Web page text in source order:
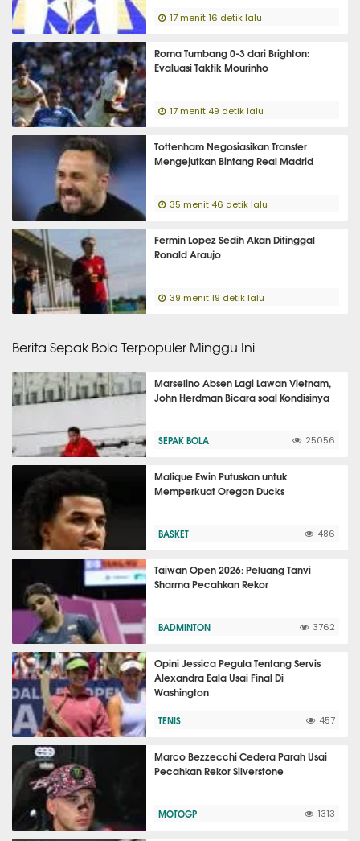
17 menit 16 detik lalu
Roma Tumbang 0-3 dari Brighton:
Evaluasi Taktik Mourinho
17 menit 49 detik lalu
Tottenham Negosiasikan Transfer
Mengejutkan Bintang Real Madrid
35 menit 46 detik lalu
Fermin Lopez Sedih Akan Ditinggal
Ronald Araujo
39 menit 19 detik lalu
Berita Sepak Bola Terpopuler Minggu Ini
Marselino Absen Lagi Lawan Vietnam,
John Herdman Bicara soal Kondisinya
SEPAK BOLA 25056
Malique Ewin Putuskan untuk
Memperkuat Oregon Ducks
BASKET 486
Taiwan Open 2026: Peluang Tanvi
Sharma Pecahkan Rekor
BADMINTON 3762
Opini Jessica Pegula Tentang Servis
Alexandra Eala Usai Final Di
Washington
TENIS 457
Marco Bezzecchi Cedera Parah Usai
Pecahkan Rekor Silverstone
MOTOGP 1313